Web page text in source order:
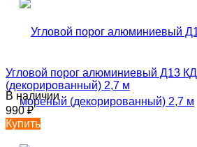
Угловой порог алюминиевый Д13
(декорированный) 2,7 м
В наличии
990₽
Купить